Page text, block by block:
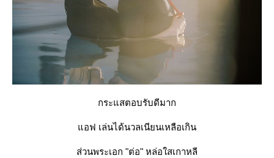
กระแสตอบรับดีมาก
อฟ เล่นได้นวลเนียนเหลือเกิน
ส่วนพระเอก "ต่อ" หล่อใสเกาหลี